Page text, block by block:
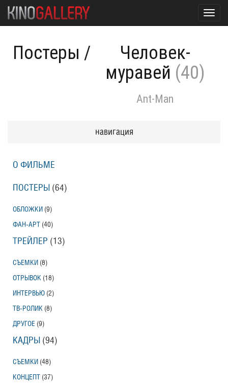
Постеры /
Человек-
муравей (40)
Ant-Man
навигация
О ФИЛЬМЕ
ПОСТЕРЫ (64)
ОБЛОЖКИ (9)
ФАН-АРТ (40)
ТРЕЙЛЕР (13)
СЪЕМКИ (8)
ОТРЫВОК (18)
ИНТЕРВЬЮ (2)
ТВ-РОЛИК (8)
ДРУГОЕ (9)
КАДРЫ (94)
СЪЕМКИ (48)
КОНЦЕПТ (37)